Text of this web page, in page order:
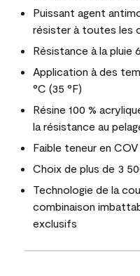
Puissant agent
résister à toutes les
Résistance à la pluie
Application à des
°C (35 °F)
Résine 100 %
la résistance au
Faible teneur en COV
Choix de plus de 3
Technologie de la
combinaison
exclusifs